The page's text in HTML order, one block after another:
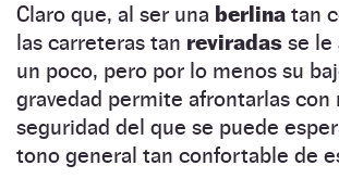
Claro que, al ser una berlina tan
las carreteras tan reviradas se le
un poco, pero por lo menos su
gravedad permite afrontarlas con
seguridad del que se puede
tono general tan confortable de